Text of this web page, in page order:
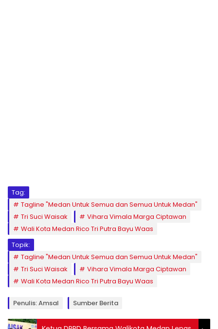
Tag:
Tagline "Medan Untuk Semua dan Semua Untuk Medan"
Tri Suci Waisak
Vihara Vimala Marga Ciptawan
Wali Kota Medan Rico Tri Putra Bayu Waas
Topik:
Tagline "Medan Untuk Semua dan Semua Untuk Medan"
Tri Suci Waisak
Vihara Vimala Marga Ciptawan
Wali Kota Medan Rico Tri Putra Bayu Waas
Penulis: Amsal Sumber Berita